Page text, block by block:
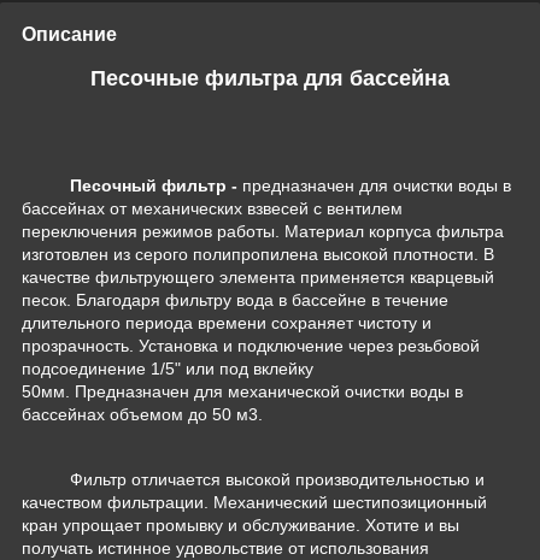
Описание
Песочные фильтра для бассейна
Песочный фильтр - предназначен для очистки воды в
бассейнах от механических взвесей с вентилем
переключения режимов работы. Материал корпуса фильтра
изготовлен из серого полипропилена высокой плотности. В
качестве фильтрующего элемента применяется кварцевый
песок. Благодаря фильтру вода в бассейне в течение
длительного периода времени сохраняет чистоту и
прозрачность. Установка и подключение через резьбовой
подсоединение 1/5" или под вклейку
50мм. Предназначен для механической очистки воды в
бассейнах объемом до 50 м3.
Фильтр отличается высокой производительностью и
качеством фильтрации. Механический шестипозиционный
кран упрощает промывку и обслуживание. Хотите и вы
получать истинное удовольствие от использования